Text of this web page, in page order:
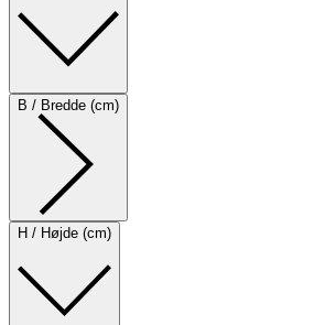
B / Bredde (cm)
H / Højde (cm)